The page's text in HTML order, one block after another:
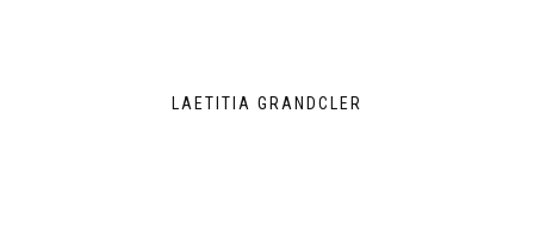
LAETITIA GRANDCLER